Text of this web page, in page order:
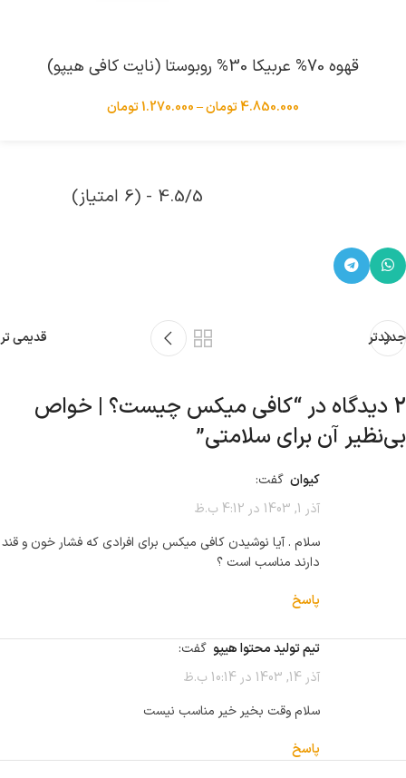
انتخاب گزینه ها
قهوه 70% عربیکا 30% روبوستا (نایت کافی هیپو)
4.850.000تومان–
1.270.000تومان
4.5/5 - (6 امتیاز)
جدیدتر قدیمی تر
2 دیدگاه در “
کافی میکس چیست؟ | خواص
بی‌نظیر آن برای سلامتی”
کیوان گفت:
آذر 1, 1403 در 4:12 ب.ظ
سلام . آیا نوشیدن کافی میکس برای افرادی که فشار خون و قند
دارند مناسب است ؟
پاسخ
تیم تولید محتوا هیپو گفت:
آذر 14, 1403 در 10:14 ب.ظ
سلام وقت بخیر خیر مناسب نیست
پاسخ